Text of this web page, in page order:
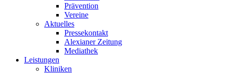
Prävention
Vereine
Aktuelles
Pressekontakt
Alexianer Zeitung
Mediathek
Leistungen
Kliniken